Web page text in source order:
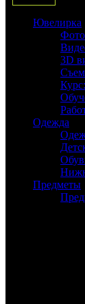
Ювелирка
3D
Одежда
Предметы